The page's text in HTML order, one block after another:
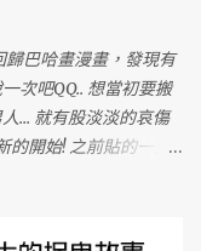
巴哈畫漫畫，發現有
次吧QQ.. 想當初要搬
... 就有股淡淡的哀傷
的開始! 之前貼的一些